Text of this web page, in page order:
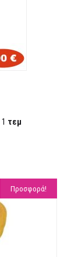
1 τεµ
Προσφορά!